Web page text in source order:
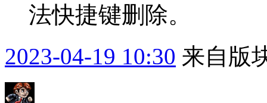
法快捷键删除。
2023-04-19 10:30 来自版